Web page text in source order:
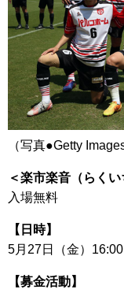
（写真●Getty Images
＜楽市楽音（らく
入場無料
【日時】
5月27日（金）
【募金活動】